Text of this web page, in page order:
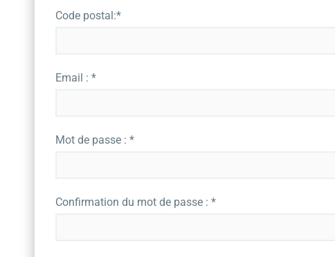
Code postal:*
Email : *
Mot de passe : *
Confirmation du mot de passe : *